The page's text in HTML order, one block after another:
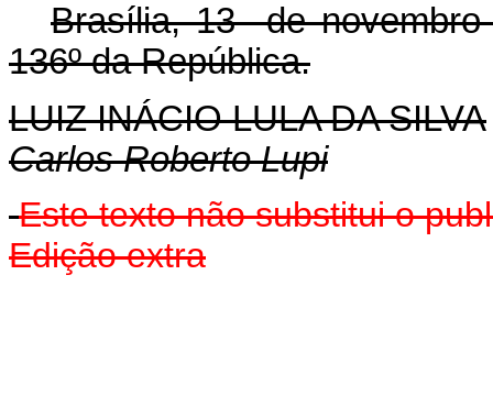
Brasília, 13 de novembro
136º da República.
LUIZ INÁCIO LULA DA SILVA
Carlos Roberto Lupi
Este texto não substitui o
Edição extra